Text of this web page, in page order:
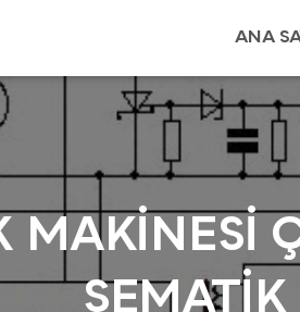
ANA
MAKİNESİ
ŞEMATİK